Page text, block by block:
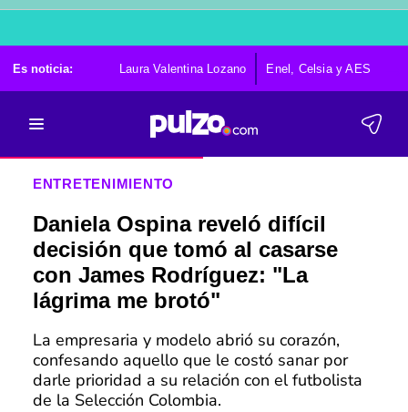
Es noticia: Laura Valentina Lozano Enel, Celsia y AES
ENTRETENIMIENTO
Daniela Ospina reveló difícil
decisión que tomó al casarse
con James Rodríguez: "La
lágrima me brotó"
La empresaria y modelo abrió su corazón,
confesando aquello que le costó sanar por
darle prioridad a su relación con el futbolista
de la Selección Colombia.